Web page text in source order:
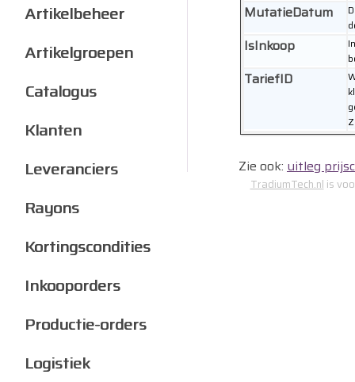
MutatieDatum
IsInkoop
TariefID
Zie ook: uitleg
TradiumTech.nl is
Artikelbeheer
Artikelgroepen
Catalogus
Klanten
Leveranciers
Rayons
Kortingscondities
Inkooporders
Productie-orders
Logistiek